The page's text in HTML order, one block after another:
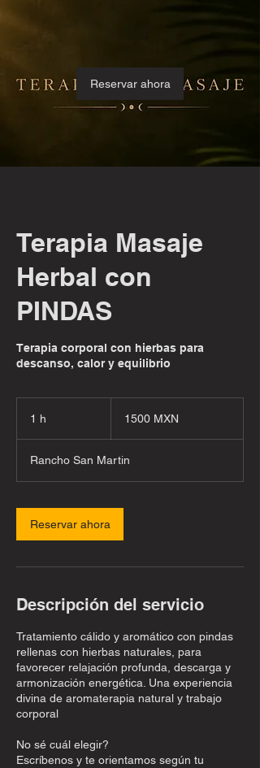
Reservar ahora
Terapia Masaje
Herbal con
PINDAS
Terapia corporal con hierbas para
descanso, calor y equilibrio
1 h
mexicanos
1500 MXN
Rancho San Martin
Reservar ahora
Descripción del servicio
Tratamiento cálido y aromático con pindas
rellenas con hierbas naturales, para
favorecer relajación profunda, descarga y
armonización energética. Una experiencia
divina de aromaterapia natural y trabajo
corporal
No sé cuál elegir?
Escríbenos y te orientamos según tu